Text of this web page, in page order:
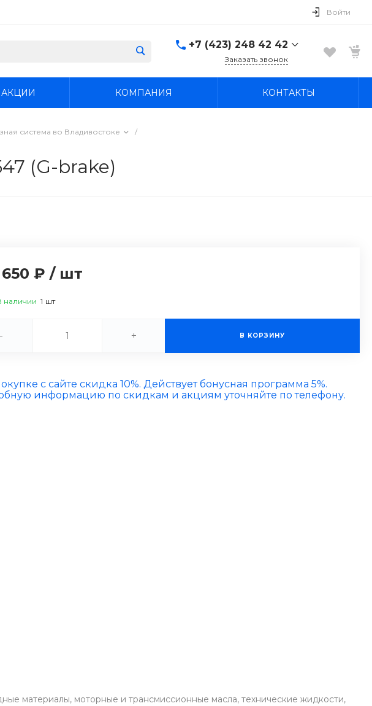
Войти
+7 (423) 248 42 42
Надеждинский район, п.
Заказать звонок
АКЦИИ КОМПАНИЯ КОНТАКТЫ
система во Владивостоке
/
(G-brake)
₽ / шт
наличии 1 шт
- + В КОРЗИНУ
с сайте скидка 10%. Действует бонусная программа 5%.
информацию по скидкам и акциям уточняйте по телефону.
материалы, моторные и трансмиссионные масла, технические жидкости,